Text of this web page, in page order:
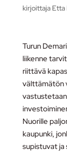
kirjoittaja Etta
Turun
liikenne
riittävä
välttämätön
Nuorille
kaupunki,
supistuvat